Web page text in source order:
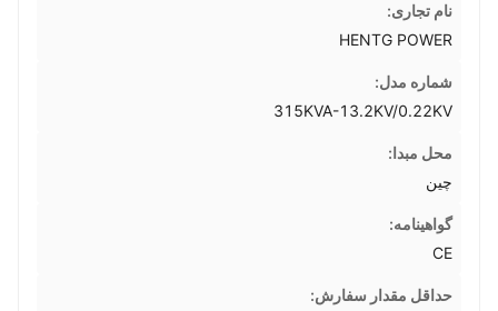
نام تجاری:
HENTG POWER
شماره مدل:
315KVA-13.2KV/0.22KV
محل مبدا:
چین
گواهینامه:
CE
حداقل مقدار سفارش: